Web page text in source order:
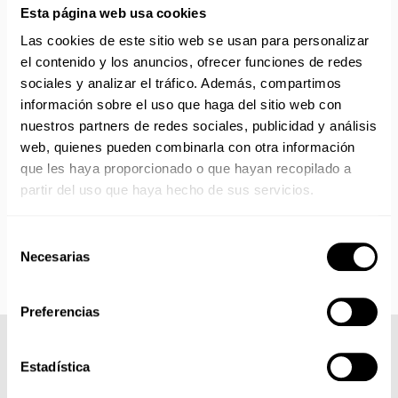
Esta página web usa cookies
Las cookies de este sitio web se usan para personalizar
el contenido y los anuncios, ofrecer funciones de redes
sociales y analizar el tráfico. Además, compartimos
información sobre el uso que haga del sitio web con
nuestros partners de redes sociales, publicidad y análisis
web, quienes pueden combinarla con otra información
que les haya proporcionado o que hayan recopilado a
partir del uso que haya hecho de sus servicios.
Necesarias
Preferencias
Estadística
No realizamos envíos del 10 al 21 de agosto.
Reanudamos envíos el día 24 de agosto para productos
con disponibilidad 24/48 horas.
pedido se envía cuando está completo.
Los productos sin disponibilidad 24 horas serán servidos a
partir de la fecha indicada en cada producto según fábrica.
IMPORTANTE PERSONALIZACIONES: EL taller de
bordados y estampados está cerrado en agosto. Se
COMPLETA TU LOOK